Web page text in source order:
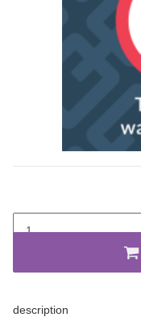
description